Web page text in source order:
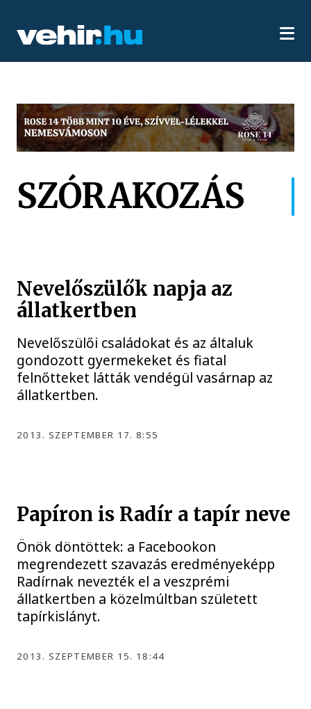
SZÓRAKOZÁS
Nevelőszülők napja az
állatkertben
Nevelőszülői családokat és az általuk
gondozott gyermekeket és fiatal
felnőtteket látták vendégül vasárnap az
állatkertben.
2013. SZEPTEMBER 17. 8:55
Papíron is Radír a tapír neve
Önök döntöttek: a Facebookon
megrendezett szavazás eredményeképp
Radírnak nevezték el a veszprémi
állatkertben a közelmúltban született
tapírkislányt.
2013. SZEPTEMBER 15. 18:44